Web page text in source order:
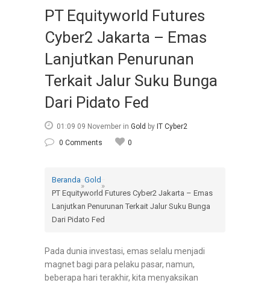
PT Equityworld Futures
Cyber2 Jakarta – Emas
Lanjutkan Penurunan
Terkait Jalur Suku Bunga
Dari Pidato Fed
01:09 09 November in Gold by IT Cyber2
0 Comments
0
Beranda
»
Gold
»
PT Equityworld Futures Cyber2 Jakarta – Emas
Lanjutkan Penurunan Terkait Jalur Suku Bunga
Dari Pidato Fed
Pada dunia investasi, emas selalu menjadi
magnet bagi para pelaku pasar, namun,
beberapa hari terakhir, kita menyaksikan